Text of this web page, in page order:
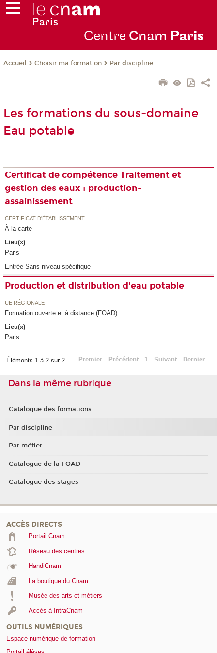
Centre Cnam Paris
Accueil Choisir ma formation Par discipline
Les formations du sous-domaine
Eau potable
Certificat de compétence Traitement et
gestion des eaux : production-
assainissement
CERTIFICAT D'ÉTABLISSEMENT
À la carte
Lieu(x)
Paris
Entrée Sans niveau spécifique
Production et distribution d'eau potable
UE RÉGIONALE
Formation ouverte et à distance (FOAD)
Lieu(x)
Paris
Éléments 1 à 2 sur 2 Premier Précédent 1 Suivant Dernier
Dans la même rubrique
Catalogue des formations
Par discipline
Par métier
Catalogue de la FOAD
Catalogue des stages
ACCÈS DIRECTS
Portail Cnam
Réseau des centres
HandiCnam
La boutique du Cnam
Musée des arts et métiers
Accès à IntraCnam
OUTILS NUMÉRIQUES
Espace numérique de formation